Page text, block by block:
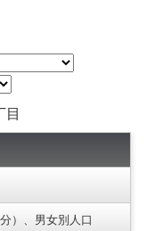
目
）、男女別人口